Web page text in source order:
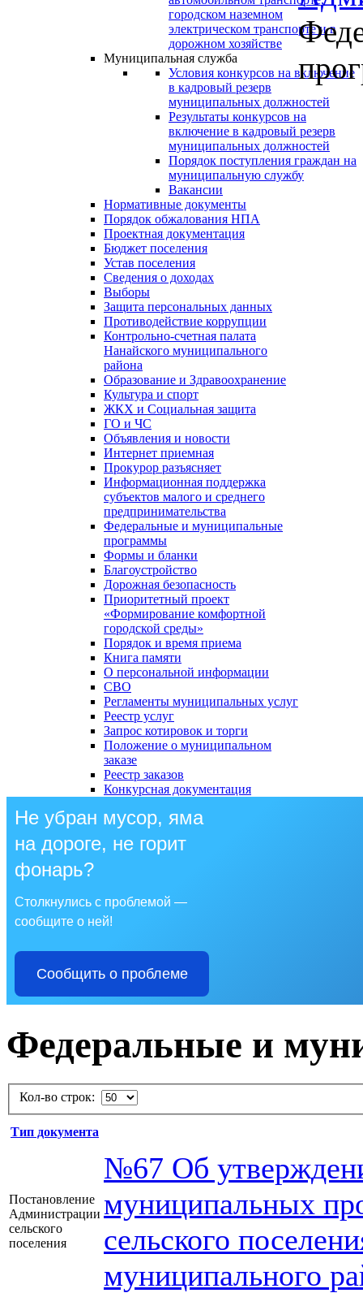
городском наземном
электрическом транспорте и в
дорожном хозяйстве
Муниципальная служба
Условия конкурсов на включение
в кадровый резерв
муниципальных должностей
Результаты конкурсов на
включение в кадровый резерв
муниципальных должностей
Порядок поступления граждан на
муниципальную службу
Вакансии
Нормативные документы
Порядок обжалования НПА
Проектная документация
Бюджет поселения
Устав поселения
Сведения о доходах
Выборы
Защита персональных данных
Противодействие коррупции
Контрольно-счетная палата
Нанайского муниципального
района
Образование и Здравоохранение
Культура и спорт
ЖКХ и Социальная защита
ГО и ЧС
Объявления и новости
Интернет приемная
Прокурор разъясняет
Информационная поддержка
субъектов малого и среднего
предпринимательства
Федеральные и муниципальные
программы
Формы и бланки
Благоустройство
Дорожная безопасность
Приоритетный проект
«Формирование комфортной
городской среды»
Порядок и время приема
Книга памяти
О персональной информации
СВО
Регламенты муниципальных услуг
Реестр услуг
Запрос котировок и торги
Положение о муниципальном
заказе
Реестр заказов
Конкурсная документация
Не убран мусор, яма
на дороге, не горит
фонарь?
Столкнулись с проблемой —
сообщите о ней!
Сообщить о проблеме
Федеральные и
Кол-во строк:
Тип документа
Постановление
Администрации
сельского
поселения
№67 Об
муниципальных
сельского
муниципального